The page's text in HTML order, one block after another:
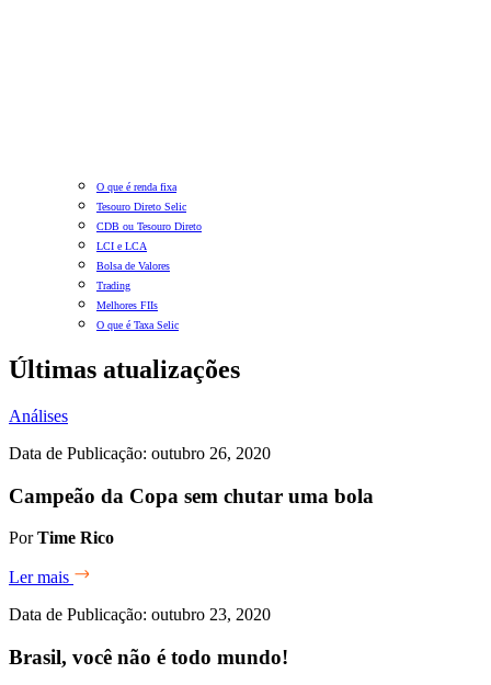
O que é renda fixa
Tesouro Direto Selic
CDB ou Tesouro Direto
LCI e LCA
Bolsa de Valores
Trading
Melhores FIIs
O que é Taxa Selic
Últimas atualizações
Análises
Data de Publicação: outubro 26, 2020
Campeão da Copa sem chutar uma bola
PorTime Rico
Ler mais
Data de Publicação: outubro 23, 2020
Brasil, você não é todo mundo!